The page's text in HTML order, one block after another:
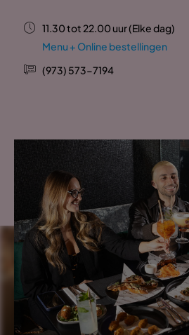
11.30 tot 22.00 uur (Elke dag)
Menu + Online bestellingen
(973) 573-7194